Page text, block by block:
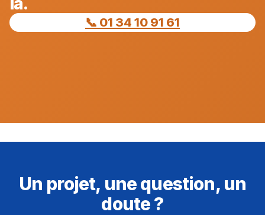
📞 01 34 10 91 61
Un projet, une question, un
doute ?